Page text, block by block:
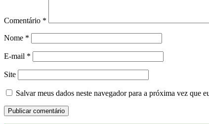
Comentário *
Nome *
E-mail *
Site
Salvar meus dados neste navegador para a próxima vez que